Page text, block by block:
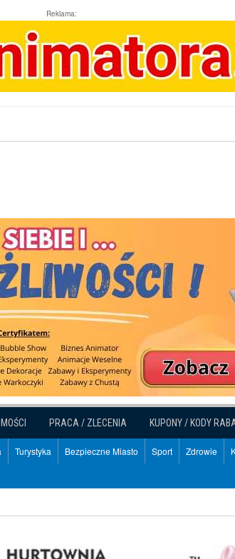
Reklama:
PRACA / ZLECENIA KUPONY / KODY
Turystyka Bezpieczne Miasto Sport Zdrowie